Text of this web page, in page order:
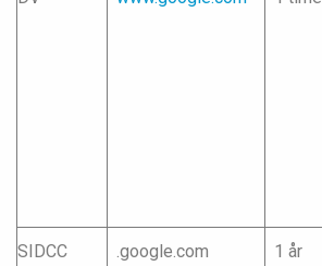
SIDCC .google.com 1 år